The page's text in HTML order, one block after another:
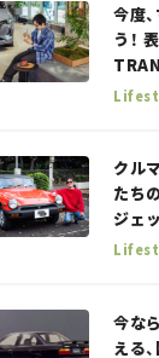
今度
う！
っと
クル
たち
ジェ
今な
える